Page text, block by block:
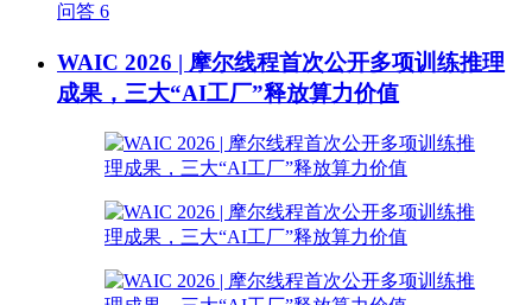
问答 6
WAIC 2026 | 摩尔线程首次公开多项训练推理
成果，三大“AI工厂”释放算力价值